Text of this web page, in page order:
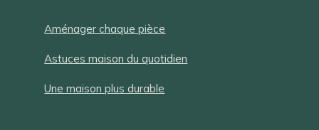
Aménager chaque pièce
Astuces maison du quotidien
Une maison plus durable